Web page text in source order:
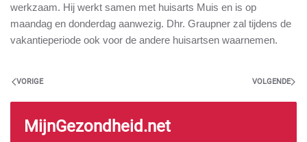
werkzaam. Hij werkt samen met huisarts Muis en is op
maandag en donderdag aanwezig. Dhr. Graupner zal tijdens de
vakantieperiode ook voor de andere huisartsen waarnemen.
VORIGE VOLGENDE
MijnGezondheid.net